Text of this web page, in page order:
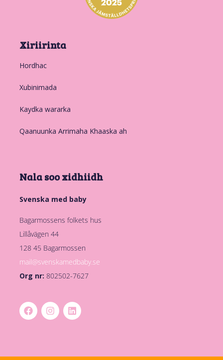
Xiriirinta
Hordhac
Xubinimada
Kaydka wararka
Qaanuunka Arrimaha Khaaska ah
Nala soo xidhiidh
Svenska med baby
Bagarmossens folkets hus
Lillåvägen 44
128 45 Bagarmossen
mail@svenskamedbaby.se
Org nr: 802502-7627